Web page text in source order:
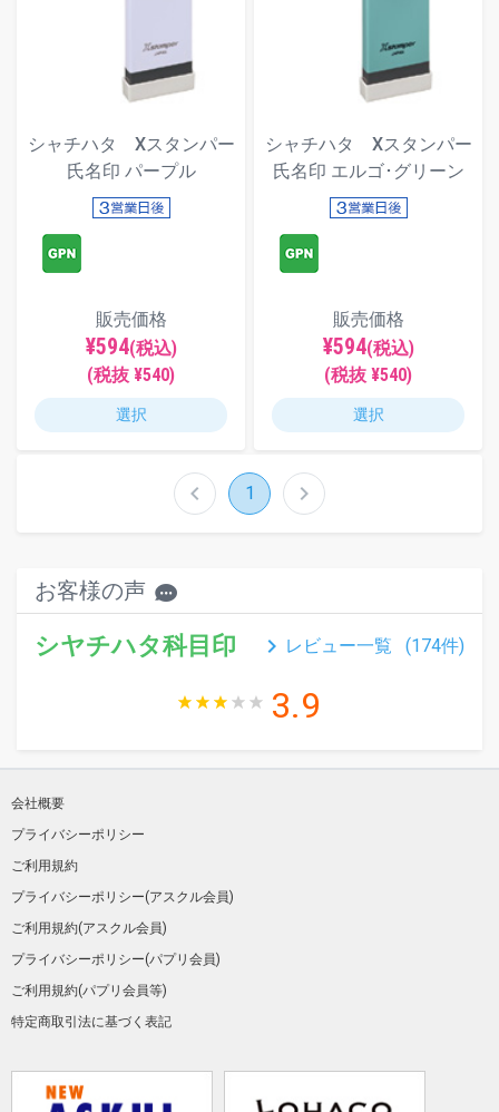
シャチハタ Xスタンパー
氏名印 パープル
販売価格
¥594(税込)
(税抜 ¥540)
選択
シャチハタ Xスタンパー
氏名印 エルゴ･グリーン
販売価格
¥594(税込)
(税抜 ¥540)
選択
chevron_left 1 chevron_right
お客様の声
シヤチハタ科目印 keyboard_arrow_right レビュー一覧 (174件)
3.9
会社概要
プライバシーポリシー
ご利用規約
プライバシーポリシー(アスクル会員)
ご利用規約(アスクル会員)
プライバシーポリシー(パプリ会員)
ご利用規約(パプリ会員等)
特定商取引法に基づく表記